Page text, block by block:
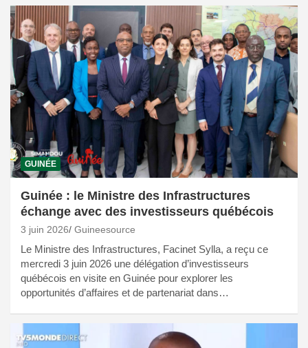
GUINÉE
Guinée : le Ministre des Infrastructures
échange avec des investisseurs québécois
3 juin 2026 Guineesource
Le Ministre des Infrastructures, Facinet Sylla, a reçu ce
mercredi 3 juin 2026 une délégation d’investisseurs
québécois en visite en Guinée pour explorer les
opportunités d’affaires et de partenariat dans…